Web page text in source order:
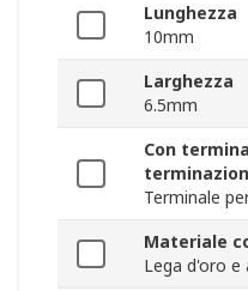
Lunghezza
10mm
Larghezza
6.5mm
Con
Terminale
Materiale
Lega d'oro e